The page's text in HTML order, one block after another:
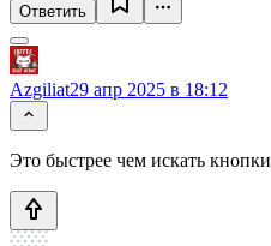
Ответить
Azgiliat29 апр 2025 в 18:12
Это быстрее чем искать кнопки